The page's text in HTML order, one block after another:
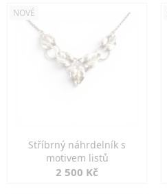
NOVÉ
Stříbrný náhrdelník s
motivem listů
2 500 Kč